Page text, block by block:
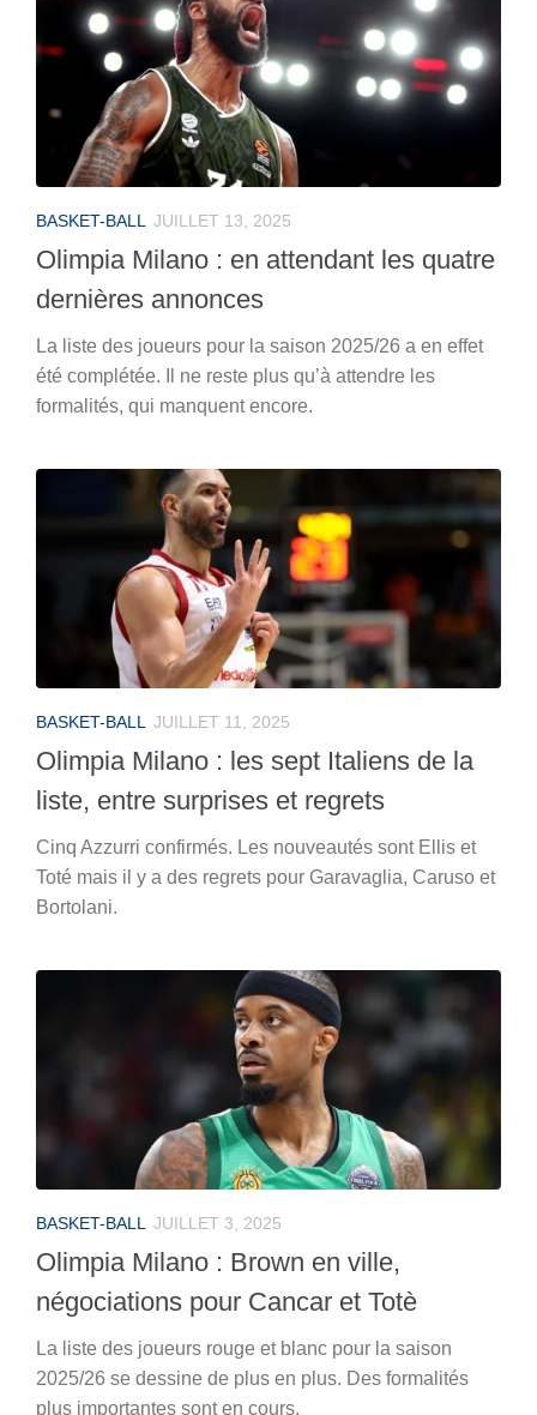
BASKET-BALL JUILLET 13, 2025
Olimpia Milano : en attendant les quatre
dernières annonces
La liste des joueurs pour la saison 2025/26 a en effet
été complétée. Il ne reste plus qu’à attendre les
formalités, qui manquent encore.
BASKET-BALL JUILLET 11, 2025
Olimpia Milano : les sept Italiens de la
liste, entre surprises et regrets
Cinq Azzurri confirmés. Les nouveautés sont Ellis et
Toté mais il y a des regrets pour Garavaglia, Caruso et
Bortolani.
BASKET-BALL JUILLET 3, 2025
Olimpia Milano : Brown en ville,
négociations pour Cancar et Totè
La liste des joueurs rouge et blanc pour la saison
2025/26 se dessine de plus en plus. Des formalités
plus importantes sont en cours.